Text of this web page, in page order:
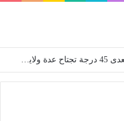
نشرية خاصة: موجة حر شديدة تتعدى 45 درجة تجتاح عدة ولايات إلى غاية الاثنين